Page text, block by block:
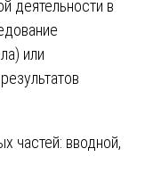
деятельности в
или
частей: вводной,